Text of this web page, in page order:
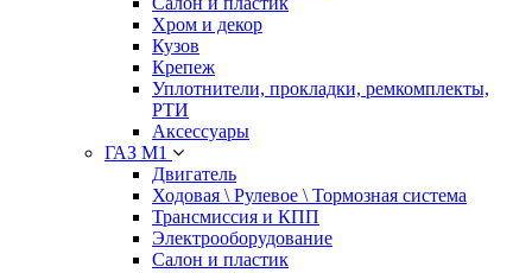
Хром и декор
Кузов
Крепеж
Уплотнители, прокладки, ремкомплекты,
РТИ
Аксессуары
ГАЗ М1
Двигатель
Ходовая \ Рулевое \ Тормозная система
Трансмиссия и КПП
Электрооборудование
Салон и пластик